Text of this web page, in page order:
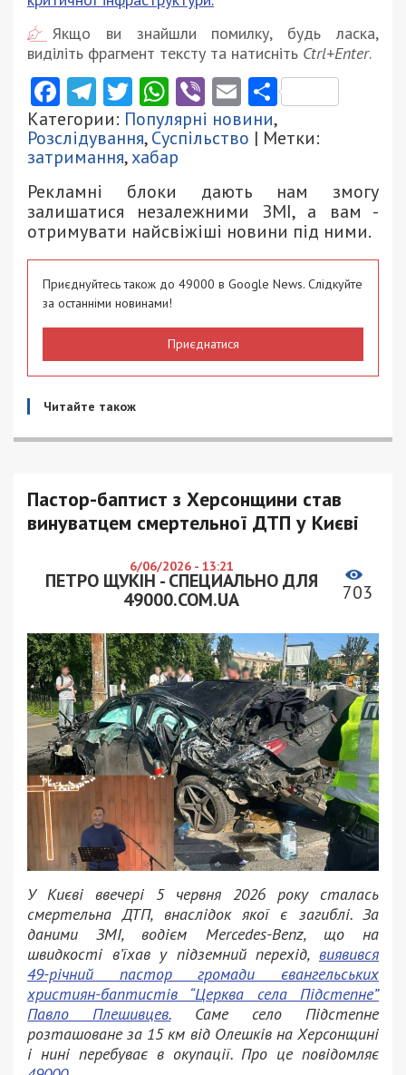
Якщо ви знайшли помилку, будь ласка,
виділіть фрагмент тексту та натисніть Ctrl+Enter.
Facebook
Telegram
Twitter
WhatsApp
ViberEmail
Категории: Популярні новини,
Розслідування,Суспільство | Метки:
затримання,хабар
Рекламні блоки дають нам змогу
залишатися незалежними ЗМІ, а вам -
отримувати найсвіжіші новини під ними.
Приєднуйтесь також до 49000 в Google News. Слідкуйте
за останніми новинами!
Приєднатися
Читайте також
Пастор-баптист з Херсонщини став
винуватцем смертельної ДТП у Києві
6/06/2026 - 13:21
ПЕТРО ЩУКІН - СПЕЦИАЛЬНО ДЛЯ
49000.COM.UA
703
У Києві ввечері 5 червня 2026 року сталась
смертельна ДТП, внаслідок якої є загиблі. За
даними ЗМІ, водієм Mercedes-Benz, що на
швидкості в’їхав у підземний перехід, виявився
49-річний пастор громади євангельських
християн-баптистів “Церква села Підстепне”
Павло Плешивцев.Саме село Підстепне
розташоване за 15 км від Олешків на Херсонщині
і нині перебуває в окупації. Про це повідомляє